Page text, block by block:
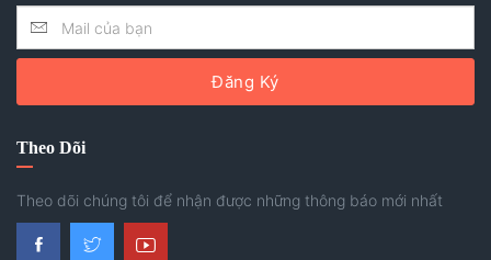
Đăng Ký
Theo Dõi
Theo dõi chúng tôi để nhận được những thông báo mới nhất